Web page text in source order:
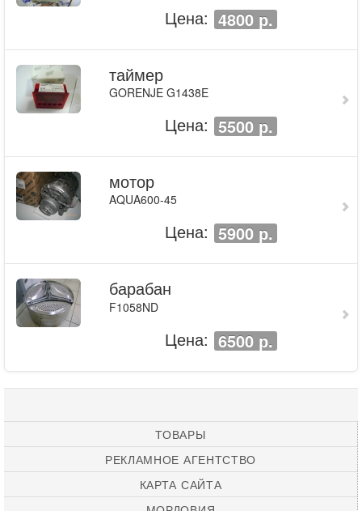
Цена: 4800 р.
таймер
GORENJE G1438E
Цена: 5500 р.
мотор
AQUA600-45
Цена: 5900 р.
барабан
F1058ND
Цена: 6500 р.
ТОВАРЫ
РЕКЛАМНОЕ АГЕНТСТВО
КАРТА САЙТА